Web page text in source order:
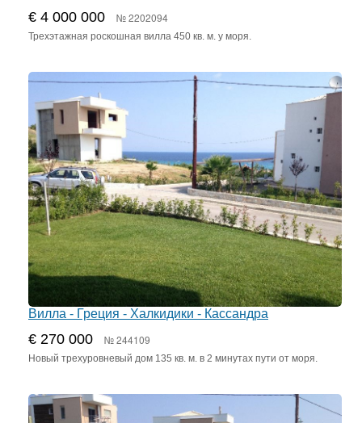
€ 4 000 000 № 2202094
Трехэтажная роскошная вилла 450 кв. м. у моря.
Вилла - Греция - Халкидики - Кассандра
€ 270 000 № 244109
Новый трехуровневый дом 135 кв. м. в 2 минутах пути от моря.